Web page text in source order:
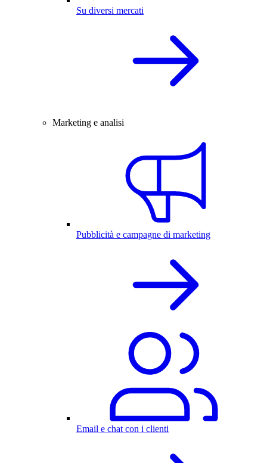
Su diversi mercati
Marketing e analisi
Pubblicità e campagne di marketing
Email e chat con i clienti